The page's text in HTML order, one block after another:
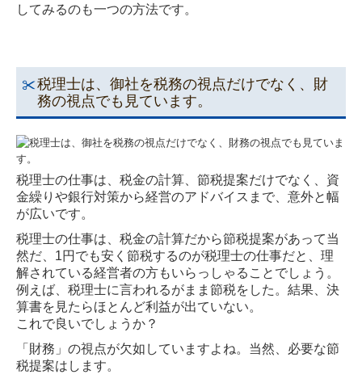
採用情報
事務所通信
お問合せ
個人情報保護方針
してみるのも一つの方法です。
税理士は、御社を税務の視点だけでなく、財
務の視点でも見ています。
税理士の仕事は、税金の計算、節税提案だけでなく、資
金繰りや銀行対策から経営のアドバイスまで、意外と幅
が広いです。
税理士の仕事は、税金の計算だから節税提案があって当
然だ、1円でも安く節税するのが税理士の仕事だと、理
解されている経営者の方もいらっしゃることでしょう。
例えば、税理士に言われるがまま節税をした。結果、決
算書を見たらほとんど利益が出ていない。
これで良いでしょうか？
「財務」の視点が欠如していますよね。当然、必要な節
税提案はします。